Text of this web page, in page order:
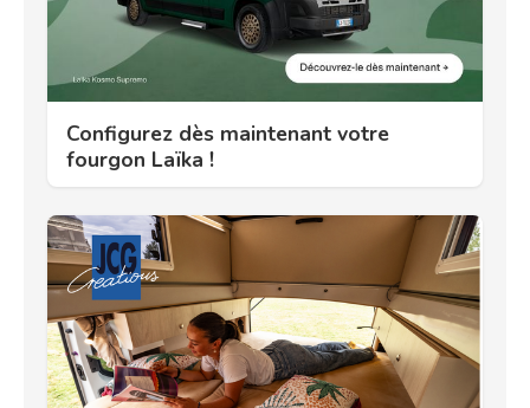
Configurez dès maintenant votre
fourgon Laïka !